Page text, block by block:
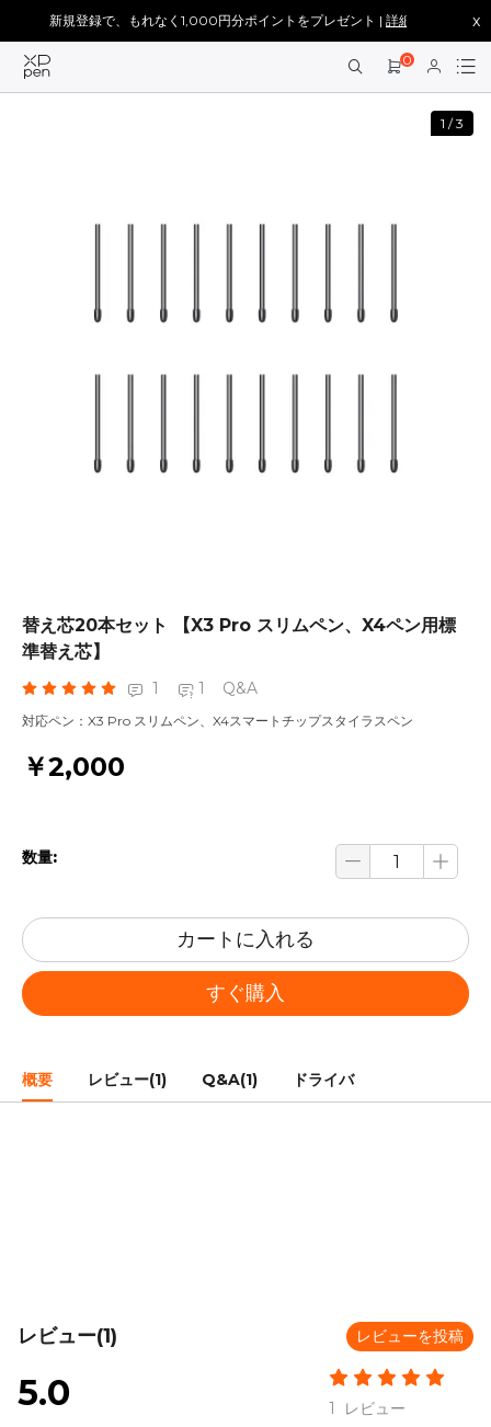
新規登録で、もれなく1,000円分ポイントをプレゼント | 詳細を見る > x
0
1 /3
替え芯20本セット 【X3 Pro スリムペン、X4ペン用標
準替え芯】
1 1 Q&A
対応ペン：X3 Pro スリムペン、X4スマートチップスタイラスペン
￥2,000
数量:
カートに入れる
すぐ購入
概要 レビュー(1) Q&A(1) ドライバ
レビュー(1) レビューを投稿
5.0 1 レビュー